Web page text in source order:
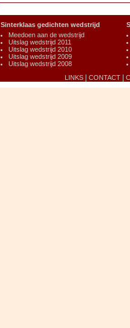
Sinterklaas gedichten wedstrijd
Meedoen aan de wedstrijd
Uitslag wedstrijd 2011
Uitslag wedstrijd 2010
Uitslag wedstrijd 2009
Uitslag wedstrijd 2008
LINKS| CONTACT|